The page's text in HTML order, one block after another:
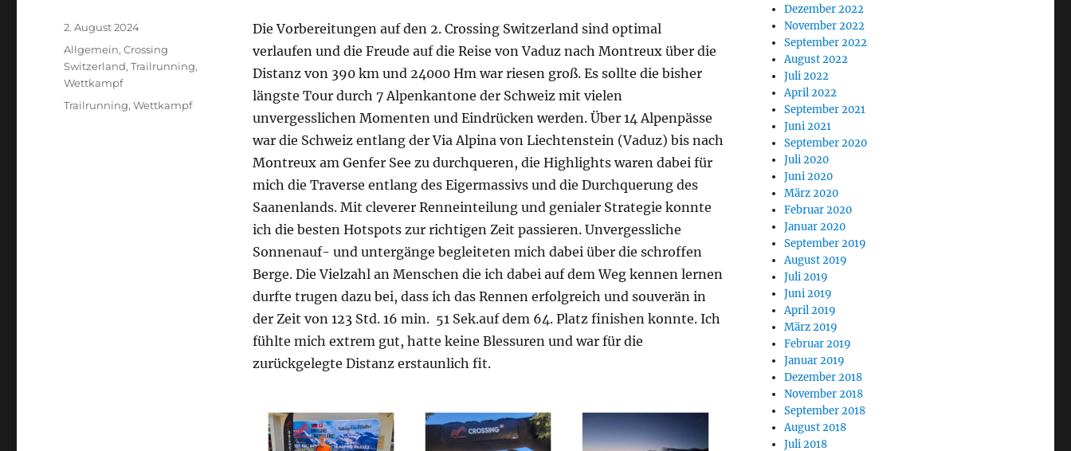
Die Vorbereitungen auf den 2. Crossing Switzerland sind optimal
verlaufen und die Freude auf die Reise von Vaduz nach Montreux über die
Distanz von 390 km und 24000 Hm war riesen groß. Es sollte die bisher
längste Tour durch 7 Alpenkantone der Schweiz mit vielen
unvergesslichen Momenten und Eindrücken werden. Über 14 Alpenpässe
war die Schweiz entlang der Via Alpina von Liechtenstein (Vaduz) bis nach
Montreux am Genfer See zu durchqueren, die Highlights waren dabei für
mich die Traverse entlang des Eigermassivs und die Durchquerung des
Saanenlands. Mit cleverer Renneinteilung und genialer Strategie konnte
ich die besten Hotspots zur richtigen Zeit passieren. Unvergessliche
Sonnenauf- und untergänge begleiteten mich dabei über die schroffen
Berge. Die Vielzahl an Menschen die ich dabei auf dem Weg kennen lernen
durfte trugen dazu bei, dass ich das Rennen erfolgreich und souverän in
der Zeit von 123 Std. 16 min. 51 Sek.auf dem 64. Platz finishen konnte. Ich
fühlte mich extrem gut, hatte keine Blessuren und war für die
zurückgelegte Distanz erstaunlich fit.
Veröffentlicht
am
2. August 2024
Kategorien
Allgemein,Crossing
Switzerland,Trailrunning,
Wettkampf
Schlagwörter
Trailrunning,Wettkampf
Dezember 2022
November 2022
September 2022
August 2022
Juli 2022
April 2022
September 2021
Juni 2021
September 2020
Juli 2020
Juni 2020
März 2020
Februar 2020
Januar 2020
September 2019
August 2019
Juli 2019
Juni 2019
April 2019
März 2019
Februar 2019
Januar 2019
Dezember 2018
November 2018
September 2018
August 2018
Juli 2018